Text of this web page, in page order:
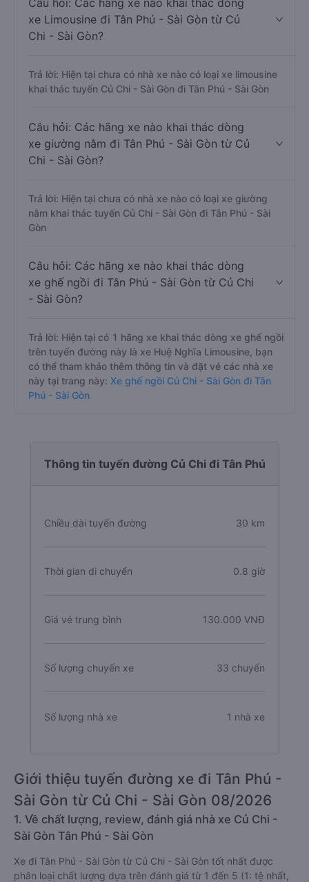
Câu hỏi: Các hãng xe nào khai thác dòng
xe Limousine đi Tân Phú - Sài Gòn từ Củ
Chi - Sài Gòn?
Trả lời: Hiện tại chưa có nhà xe nào có loại xe limousine
khai thác tuyến Củ Chi - Sài Gòn đi Tân Phú - Sài Gòn
Câu hỏi: Các hãng xe nào khai thác dòng
xe giường nằm đi Tân Phú - Sài Gòn từ Củ
Chi - Sài Gòn?
Trả lời: Hiện tại chưa có nhà xe nào có loại xe giường
nằm khai thác tuyến Củ Chi - Sài Gòn đi Tân Phú - Sài
Gòn
Câu hỏi: Các hãng xe nào khai thác dòng
xe ghế ngồi đi Tân Phú - Sài Gòn từ Củ Chi
- Sài Gòn?
Trả lời: Hiện tại có 1 hãng xe khai thác dòng xe ghế ngồi
trên tuyến đường này là xe Huệ Nghĩa Limousine, bạn
có thể tham khảo thêm thông tin và đặt vé các nhà xe
này tại trang này: Xe ghế ngồi Củ Chi - Sài Gòn đi Tân
Phú - Sài Gòn
Thông tin tuyến đường Củ Chi đi Tân Phú
Chiều dài tuyến đường 30 km
Thời gian di chuyển 0.8 giờ
Giá vé trung bình 130.000 VNĐ
Số lượng chuyến xe 33 chuyến
Số lượng nhà xe 1 nhà xe
Giới thiệu tuyến đường xe đi Tân Phú -
Sài Gòn từ Củ Chi - Sài Gòn 08/2026
1. Về chất lượng, review, đánh giá nhà xe Củ Chi -
Sài Gòn Tân Phú - Sài Gòn
Xe đi Tân Phú - Sài Gòn từ Củ Chi - Sài Gòn tốt nhất được
phân loại chất lượng dựa trên đánh giá từ 1 đến 5 (1: tệ nhất,